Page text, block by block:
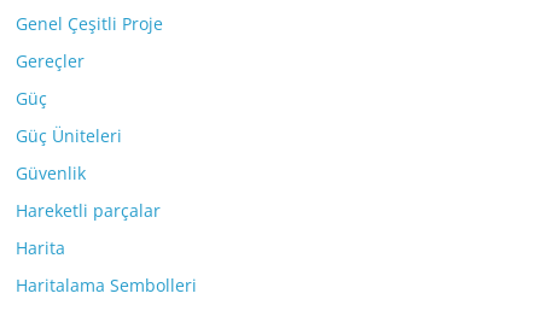
Genel Çeşitli Proje
Gereçler
Güç
Güç Üniteleri
Güvenlik
Hareketli parçalar
Harita
Haritalama Sembolleri